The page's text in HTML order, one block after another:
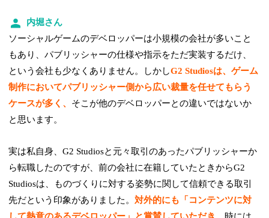
内堀さん
ソーシャルゲームのデベロッパーは小規模の会社が多いこと
もあり、パブリッシャーの仕様や指示をただ実装するだけ、
という会社も少なくありません。しかしG2 Studiosは、ゲーム
制作においてパブリッシャー側から広い裁量を任せてもらう
ケースが多く、 そこが他のデベロッパーとの違いではないか
と思います。
実は私自身、G2 Studiosと元々取引のあったパブリッシャーか
ら転職したのですが、前の会社に在籍していたときからG2
Studiosは、ものづくりに対する姿勢に関して信頼できる取引
先だという印象がありました。対外的にも「コンテンツに対